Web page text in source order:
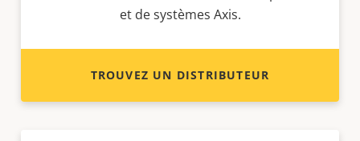
et de systèmes Axis.
TROUVEZ UN DISTRIBUTEUR